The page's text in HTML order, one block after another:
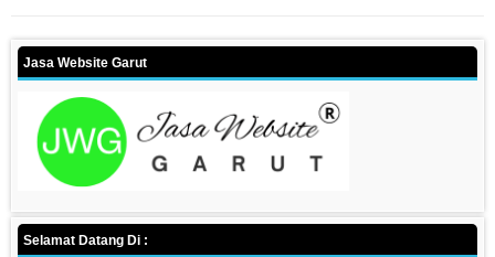
Jasa Website Garut
Selamat Datang Di :